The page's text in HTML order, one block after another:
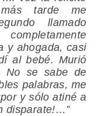
tarde me
llamado
y ahogada, casi
al bebé. Murió
No se sabe de
palabras, me
y sólo atiné a
disparate!…”